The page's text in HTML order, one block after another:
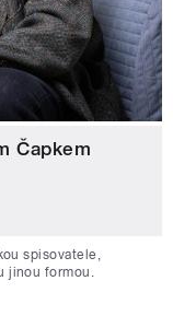
Čapkem
spisovatele,
jinou formou.